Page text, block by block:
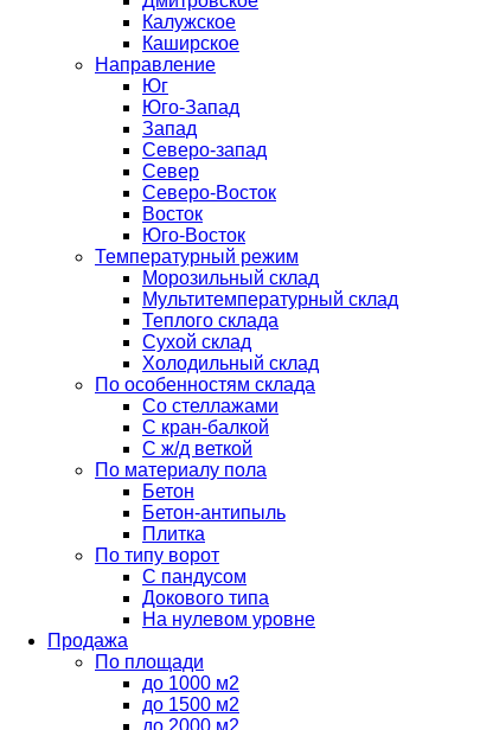
Калужское
Каширское
Направление
Юг
Юго-Запад
Запад
Северо-запад
Север
Северо-Восток
Восток
Юго-Восток
Температурный режим
Морозильный склад
Мультитемпературный склад
Теплого склада
Сухой склад
Холодильный склад
По особенностям склада
Со стеллажами
С кран-балкой
С ж/д веткой
По материалу пола
Бетон
Бетон-антипыль
Плитка
По типу ворот
С пандусом
Докового типа
На нулевом уровне
Продажа
По площади
до 1000 м2
до 1500 м2
до 2000 м2